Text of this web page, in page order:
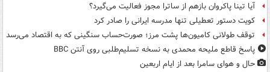
آیا تینا پاکروان بازهم از ساترا مجوز فعالیت می‌گیرد؟
کویت دستور تعطیلی تنها مدرسه ایرانی را صادر کرد
توقف طولانی کامیون‌ها پشت مرز؛ صورت‌حساب سنگینی که به اقتصاد می‌رسد
پاسخ قاطع ملیحه محمدی به نسخه تسلیم‌طلبی روی آنتن BBC
حال و هوای سامرا بعد از ایام اربعین